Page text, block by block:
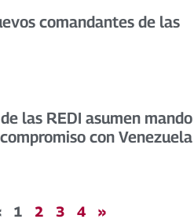
comandantes de las
las REDI asumen mando
con Venezuela
1 2 3 4 »